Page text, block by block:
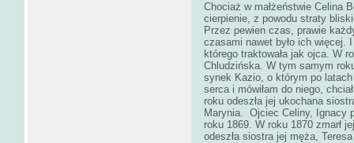
Chociaż w małżeństwie Celina
cierpienie, z powodu straty
Przez pewien czas, prawie
czasami nawet było ich więcej.
którego traktowała jak ojca. W
Chludzińska. W tym samym
synek Kazio, o którym po latach
serca i mówiłam do niego,
roku odeszła jej ukochana
Marynia. Ojciec Celiny, Ignacy
roku 1869. W roku 1870 zmarł
odeszła siostra jej męża,